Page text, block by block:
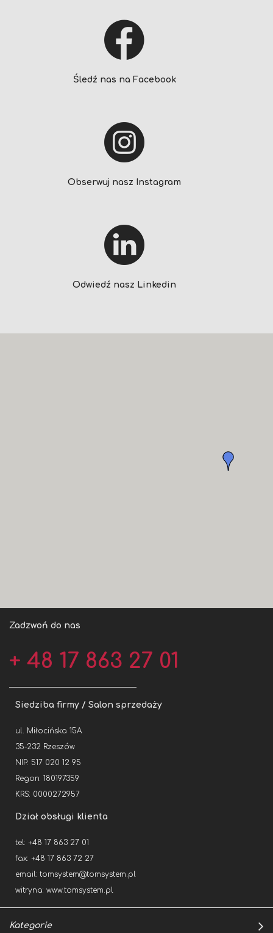
Śledź nas na Facebook
Obserwuj nasz Instagram
Odwiedź nasz Linkedin
Zadzwoń do nas
+ 48 17 863 27 01
Siedziba firmy / Salon sprzedaży
ul. Miłocińska 15A
35-232 Rzeszów
NIP: 517 020 12 95
Regon: 180197359
KRS: 0000272957
Dział obsługi klienta
tel: +48 17 863 27 01
fax: +48 17 863 72 27
email: tomsystem@tomsystem.pl
witryna: www.tomsystem.pl
Kategorie